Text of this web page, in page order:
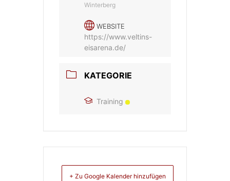
Winterberg
WEBSITE
https://www.veltins-
eisarena.de/
KATEGORIE
Training
+ Zu Google Kalender hinzufügen